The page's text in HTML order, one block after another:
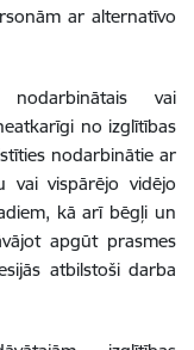
ar alternatīvo
vai
no izglītības
nodarbinātie ar
vai vispārējo vidējo
kā arī bēgļi un
apgūt prasmes
atbilstoši darba